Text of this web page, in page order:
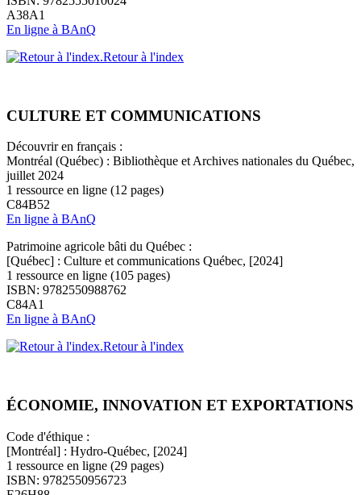
A38A1
En ligne à BAnQ
Retour à l'index
CULTURE ET COMMUNICATIONS
Découvrir en français :
Montréal (Québec) : Bibliothèque et Archives nationales du Québec,
juillet 2024
1 ressource en ligne (12 pages)
C84B52
En ligne à BAnQ
Patrimoine agricole bâti du Québec :
[Québec] : Culture et communications Québec, [2024]
1 ressource en ligne (105 pages)
ISBN: 9782550988762
C84A1
En ligne à BAnQ
Retour à l'index
ÉCONOMIE, INNOVATION ET EXPORTATIONS
Code d'éthique :
[Montréal] : Hydro-Québec, [2024]
1 ressource en ligne (29 pages)
ISBN: 9782550956723